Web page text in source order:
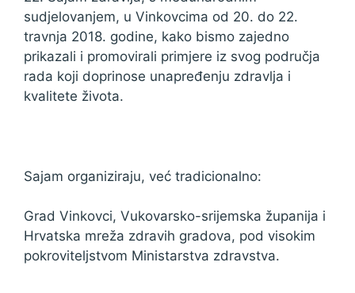
sudjelovanjem, u Vinkovcima od 20. do 22.
travnja 2018. godine, kako bismo zajedno
prikazali i promovirali primjere iz svog područja
rada koji doprinose unapređenju zdravlja i
kvalitete života.
Sajam organiziraju, već tradicionalno:
Grad Vinkovci, Vukovarsko-srijemska županija i
Hrvatska mreža zdravih gradova, pod visokim
pokroviteljstvom Ministarstva zdravstva.